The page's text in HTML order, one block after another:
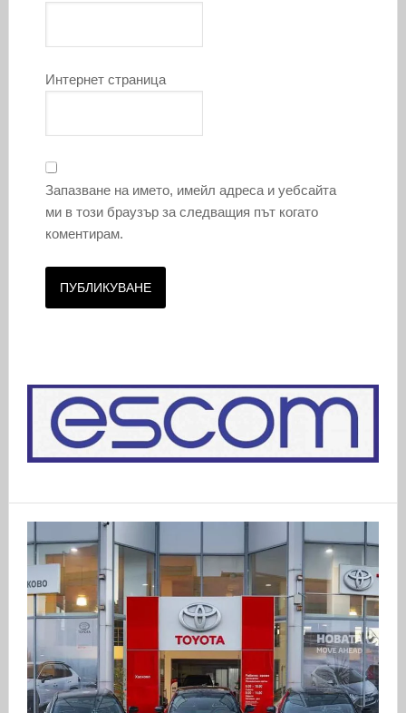
Интернет страница
Запазване на името, имейл адреса и уебсайта
ми в този браузър за следващия път когато
коментирам.